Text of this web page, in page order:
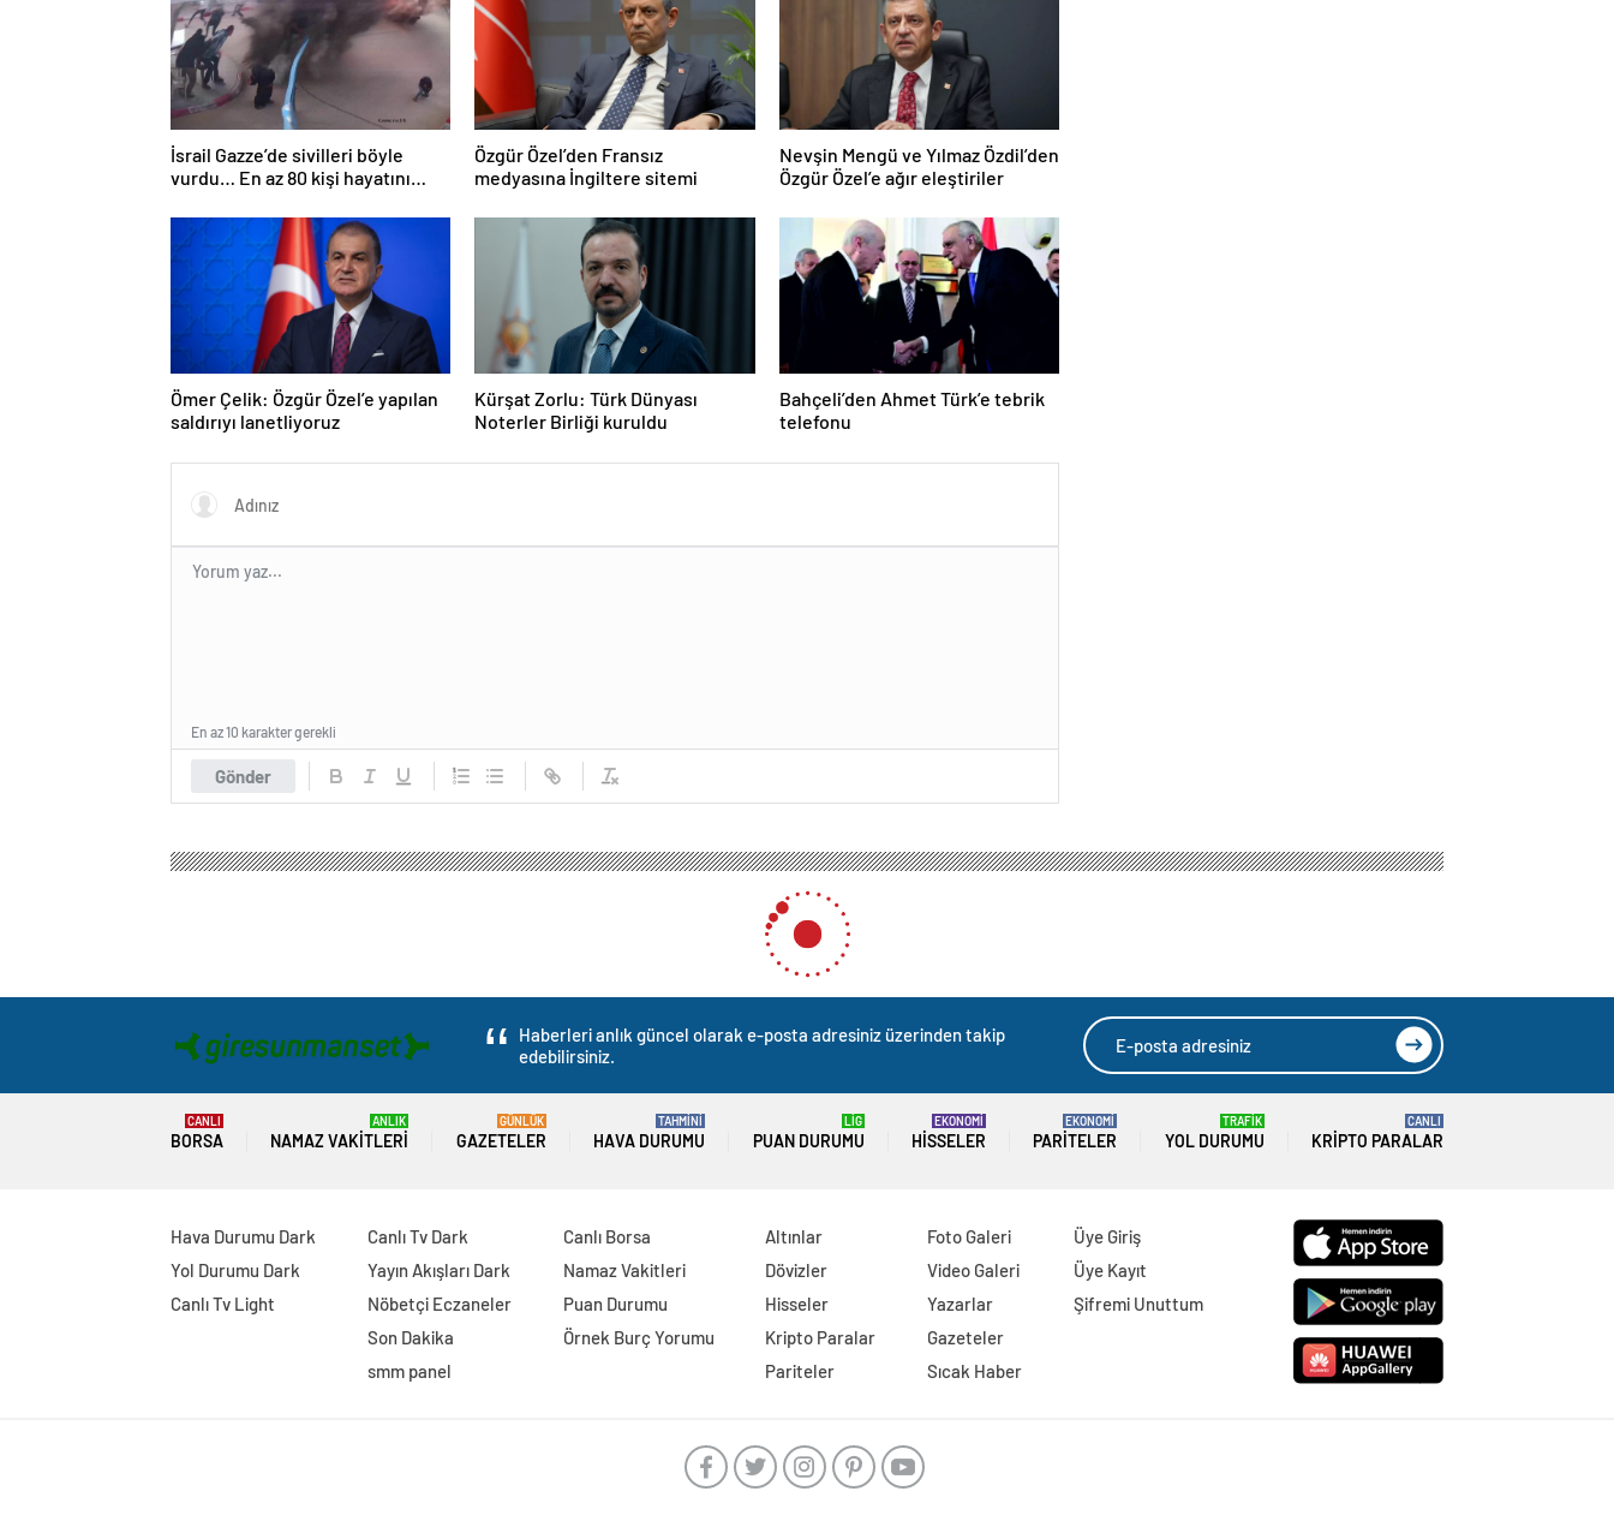
İsrail Gazze’de sivilleri böyle
vurdu… En az 80 kişi hayatını
Özgür Özel’den Fransız
medyasına İngiltere sitemi
Nevşin Mengü ve Yılmaz Özdil’den
Özgür Özel’e ağır eleştiriler
Ömer Çelik: Özgür Özel’e yapılan
saldırıyı lanetliyoruz
Kürşat Zorlu: Türk Dünyası
Noterler Birliği kuruldu
Bahçeli’den Ahmet Türk’e tebrik
telefonu
Gönder
En az 10 karakter gerekli
Haberleri anlık güncel olarak e-posta adresiniz üzerinden takip
edebilirsiniz.
BORSA
CANLI
NAMAZ VAKITLERI
ANLIK
GAZETELER
GÜNLÜK
HAVA DURUMU
TAHMİNİ
PUAN DURUMU
LİG
HISSELER
EKONOMİ
PARITELER
EKONOMİ
YOL DURUMU
TRAFİK
KRIPTO PARALAR
CANLI
Hava Durumu Dark
Yol Durumu Dark
Canlı Tv Light
Canlı Tv Dark
Yayın Akışları Dark
Nöbetçi Eczaneler
Son Dakika
smm panel
Canlı Borsa
Namaz Vakitleri
Puan Durumu
Örnek Burç Yorumu
Altınlar
Dövizler
Hisseler
Kripto Paralar
Pariteler
Foto Galeri
Video Galeri
Yazarlar
Gazeteler
Sıcak Haber
Üye Giriş
Üye Kayıt
Şifremi Unuttum